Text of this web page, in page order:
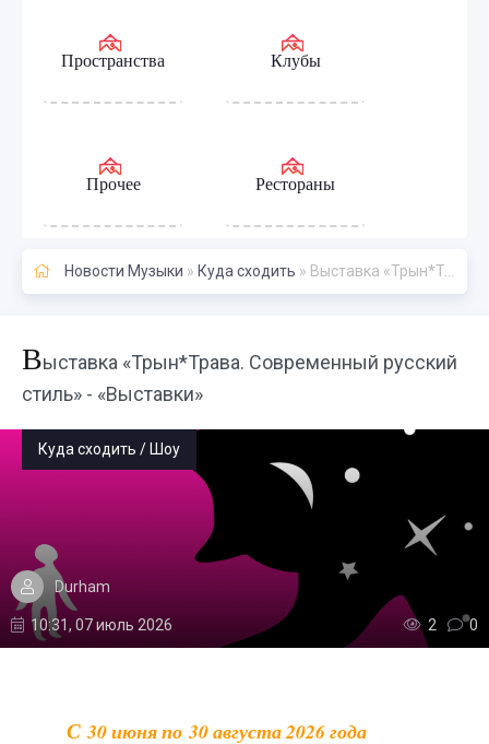
Пространства Клубы
Прочее Рестораны
Новости Музыки » Куда сходить » Выставка «Трын*Трава. Современный русский стиль» - «Выставки»
Выставка «Трын*Трава. Современный русский
стиль» - «Выставки»
Куда сходить / Шоу
Durham
10:31, 07 июль 2026 2 0
С 30 июня по 30 августа 2026 года